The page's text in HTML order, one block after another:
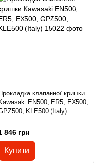
Прокладка клапанної кришки
Kawasaki EN500, ER5, EX500,
KLE500 (Italy)
846 грн
Купити